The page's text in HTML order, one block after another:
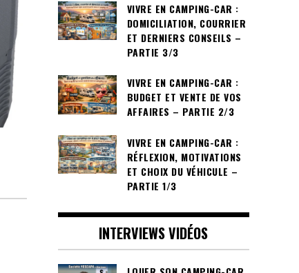
VIVRE EN CAMPING-CAR :
DOMICILIATION, COURRIER
ET DERNIERS CONSEILS –
PARTIE 3/3
VIVRE EN CAMPING-CAR :
BUDGET ET VENTE DE VOS
AFFAIRES – PARTIE 2/3
VIVRE EN CAMPING-CAR :
RÉFLEXION, MOTIVATIONS
ET CHOIX DU VÉHICULE –
PARTIE 1/3
INTERVIEWS VIDÉOS